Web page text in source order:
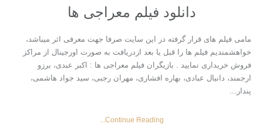
دانلود فیلم معراجی ها
مامی فیلم های قرار گرفته در این سایت صرفا جهت معرفی اثر میباشد،
خواهشمندیم فیلم ها را قبل یا بعد ازدریافت به صورت اورجینال از مراکز
فروش خریداری نمایید . بازیگران فیلم معراجی ها : اکبر عبدی، برزو
ارجمند، دانیال عبادی، بهاره افشاری، مهران رجبی، سید جواد هاشمی،
پندار...
Continue Reading...